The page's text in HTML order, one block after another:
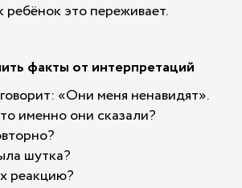
ребёнок это переживает.
факты от интерпретаций
«Они меня ненавидят».
именно они сказали?
шутка?
реакцию?